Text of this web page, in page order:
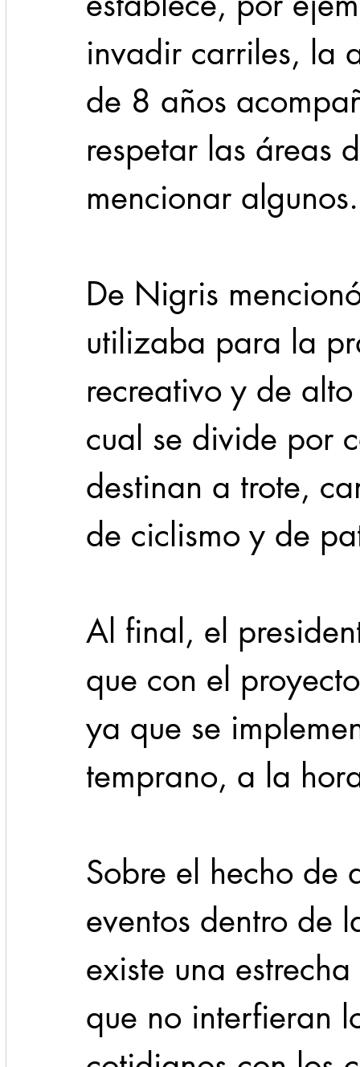
invadir carriles, la
de 8 años
respetar las áreas
mencionar algunos.
De Nigris
utilizaba para la
recreativo y de
cual se divide por
destinan a trote,
de ciclismo y de
Al final, el
que con el
ya que se
temprano, a la
Sobre el hecho de
eventos dentro de
existe una
que no interfieran